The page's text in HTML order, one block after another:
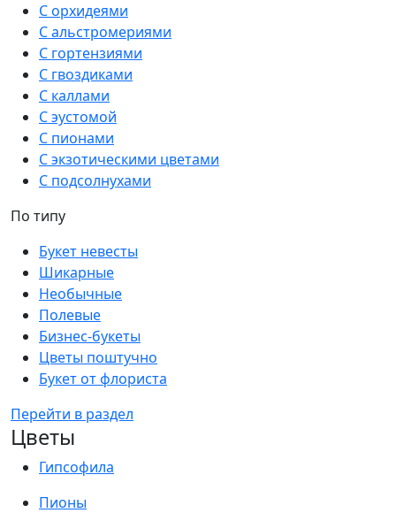
С орхидеями
С альстромериями
С гортензиями
С гвоздиками
С каллами
С эустомой
С пионами
С экзотическими цветами
С подсолнухами
По типу
Букет невесты
Шикарные
Необычные
Полевые
Бизнес-букеты
Цветы поштучно
Букет от флориста
Перейти в раздел
Цветы
Гипсофила
Пионы